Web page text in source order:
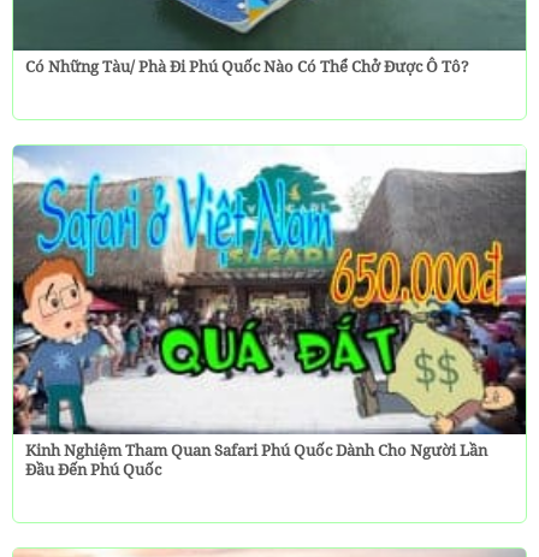
Có Những Tàu/ Phà Đi Phú Quốc Nào Có Thể Chở Được Ô Tô?
Kinh Nghiệm Tham Quan Safari Phú Quốc Dành Cho Người Lần
Đầu Đến Phú Quốc